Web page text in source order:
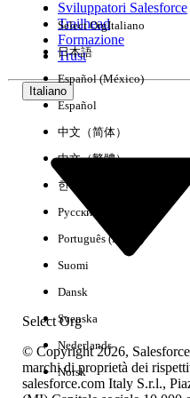
Esperienza
Sviluppatori Salesforce
Trailhead
Formazione
Trust
Italiano
Select Org
Select OrgItaliano
日本語
Español (México)
Español
中文（简体）
中文（繁體）
한국어
Русский
Português (Brasil)
Suomi
Dansk
Svenska
Nederlands
Norsk
© Copyright 2026,
marchi di proprietà dei
salesforce.com Italy S.r.l.,